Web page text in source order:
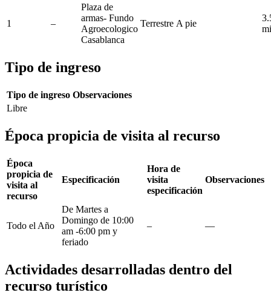
1 –
Plaza de
armas- Fundo
Agroecologico
Casablanca
Terrestre A pie
Tipo de ingreso
Tipo de ingreso Observaciones
Libre
Época propicia de visita al recurso
Época
propicia de
visita al
recurso
Especificación
Hora de
visita
especificación
Observaciones
Todo el Año
De Martes a
Domingo de 10:00
am -6:00 pm y
feriado
– —
Actividades desarrolladas dentro del
recurso turístico